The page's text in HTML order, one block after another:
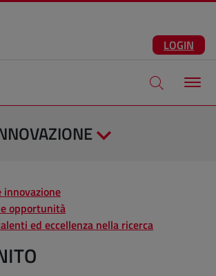
LOGIN
Apri modale
innovazione
opportunità
ed eccellenza nella ricerca